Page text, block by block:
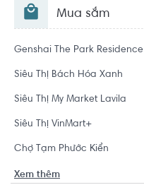
Mua sắm
Genshai The Park Residence
Siêu Thị Bách Hóa Xanh
Siêu Thị My Market Lavila
Siêu Thị VinMart+
Chợ Tạm Phước Kiển
Xem thêm